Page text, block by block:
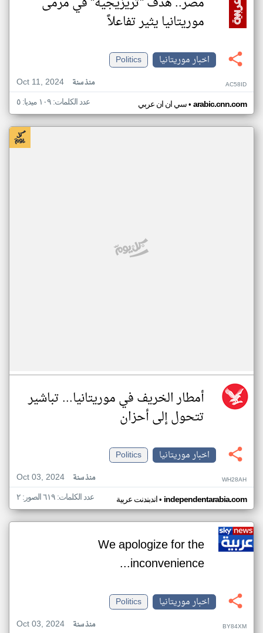
موريتانيا يثير تفاعلاً
اخبار موريتانيا
Politics
Oct 11, 2024
منذ سنة AC58ID
سي ان ان عربي• arabic.cnn.com عدد الكلمات: ١٠٩ ميديا: ٥
أمطار الخريف في موريتانيا... تباشير
تتحول إلى أحزان
اخبار موريتانيا
Politics
Oct 03, 2024
منذ سنة WH28AH
اندبندنت عربية• independentarabia.com عدد الكلمات: ٦١٩ الصور: ٢
We apologize for the
inconvenience...
اخبار موريتانيا
Politics
Oct 03, 2024
منذ سنة BY84XM